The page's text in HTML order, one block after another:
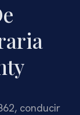
conducir